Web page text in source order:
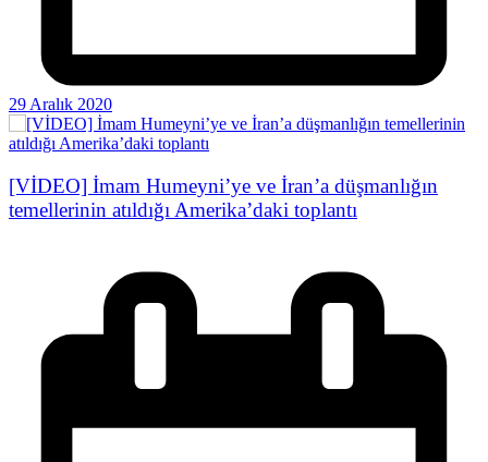
29 Aralık 2020
[VİDEO] İmam Humeyni’ye ve İran’a düşmanlığın
temellerinin atıldığı Amerika’daki toplantı